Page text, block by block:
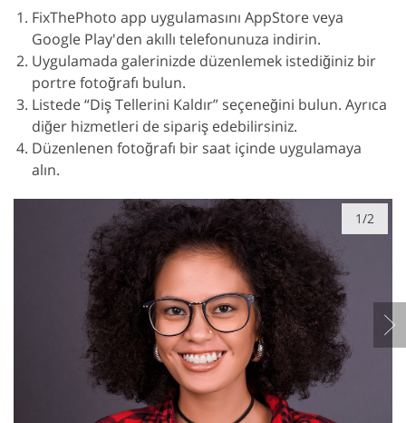
FixThePhoto app uygulamasını AppStore veya
Google Play'den akıllı telefonunuza indirin.
Uygulamada galerinizde düzenlemek istediğiniz bir
portre fotoğrafı bulun.
Listede “Diş Tellerini Kaldır” seçeneğini bulun. Ayrıca
diğer hizmetleri de sipariş edebilirsiniz.
Düzenlenen fotoğrafı bir saat içinde uygulamaya
alın.
1/2